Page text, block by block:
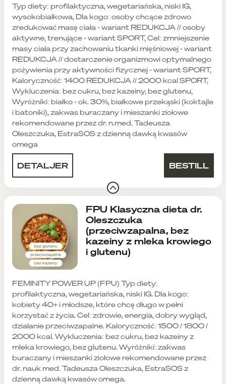
Typ diety: profilaktyczna, wegetariańska, niski IG,
wysokobiałkowa, Dla kogo: osoby chcące zdrowo
zredukować masę ciała - wariant REDUKCJA // osoby
aktywne, trenujące - wariant SPORT, Cel: zmniejszenie
masy ciała przy zachowaniu tkanki mięśniowej - wariant
REDUKCJA // dostarczenie organizmowi optymalnego
pożywienia przy aktywności fizycznej - wariant SPORT,
Kaloryczność: 1400 REDUKCJA // 2000 kcal SPORT,
Wykluczenia: bez cukru, bez kazeiny, bez glutenu,
Wyróżniki: białko - ok. 30%, białkowe przekąski (koktajle
i batoniki), zakwas buraczany i mieszanki ziołowe
rekomendowane przez dr. n.med. Tadeusza
Oleszczuka, EstraSOS z dzienną dawką kwasów
omega
DETALJER BESTILL
FPU Klasyczna dieta dr.
Oleszczuka
(przeciwzapalna, bez
kazeiny z mleka krowiego
i glutenu)
FEMINITY POWER UP (FPU) Typ diety:
profilaktyczna, wegetariańska, niski IG. Dla kogo:
kobiety 40+ i młodsze, które chcę długo w pełni
korzystać z życia. Cel: zdrowie, energia, dobry wygląd,
działanie przeciwzapalne. Kaloryczność: 1500 / 1800 /
2000 kcal. Wykluczenia: bez cukru, bez kazeiny z
mleka krowiego, bez glutenu. Wyróżniki: zakwas
buraczany i mieszanki ziołowe rekomendowane przez
dr. nauk med. Tadeusza Oleszczuka, EstraSOS z
dzienną dawką kwasów omega.